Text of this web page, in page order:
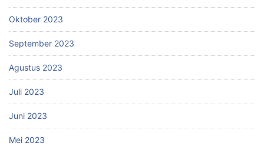
Oktober 2023
September 2023
Agustus 2023
Juli 2023
Juni 2023
Mei 2023